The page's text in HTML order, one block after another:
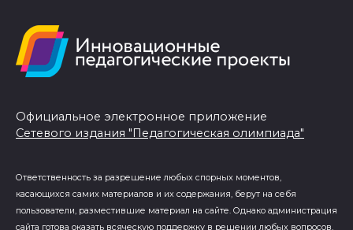
Официальное электронное приложение
Сетевого издания "Педагогическая олимпиада"
Ответственность за разрешение любых спорных моментов,
касающихся самих материалов и их содержания, берут на себя
пользователи, разместившие материал на сайте. Однако администрация
сайта готова оказать всяческую поддержку в решении любых вопросов,